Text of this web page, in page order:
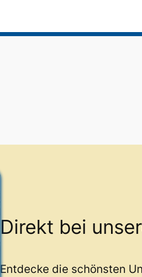
Direkt bei
Entdecke die schönsten